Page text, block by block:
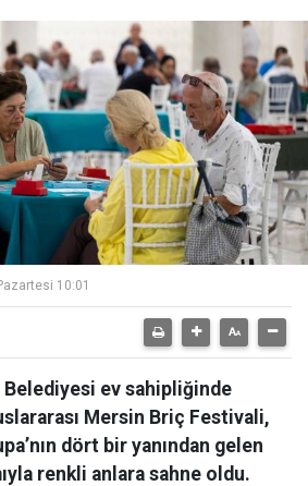
10:01
ev sahipliğinde
Mersin Briç Festivali,
dört bir yanından gelen
renkli anlara sahne oldu.